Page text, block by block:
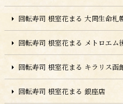
回転寿司 根室花まる 大同生命
回転寿司 根室花まる メトロエム
回転寿司 根室花まる キラリス函
回転寿司 根室花まる 銀座店